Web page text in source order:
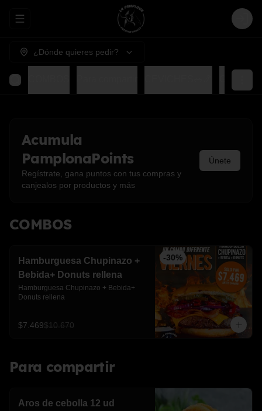
Abrir menu de navegación Login
¿Dónde quieres pedir?
Acumula
PamplonaPoints
Regístrate, gana puntos con tus compras y
canjealos por productos y más
Únete
COMBOS
-30%
Hamburguesa Chupinazo +
Bebida+ Donuts rellena
Hamburguesa Chupinazo + Bebida+
Donuts rellena
$7.469$10.670
Para compartir
Aros de cebolla 12 ud